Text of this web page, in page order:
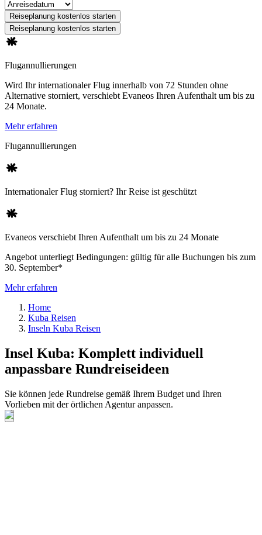
Reiseplanung kostenlos starten
Reiseplanung kostenlos starten
Flugannullierungen
Wird Ihr internationaler Flug innerhalb von 72 Stunden ohne
Alternative storniert, verschiebt Evaneos Ihren Aufenthalt um bis zu
24 Monate.
Mehr erfahren
Flugannullierungen
Internationaler Flug storniert? Ihr Reise ist geschützt
Evaneos verschiebt Ihren Aufenthalt um bis zu 24 Monate
Angebot unterliegt Bedingungen: gültig für alle Buchungen bis zum
30. September*
Mehr erfahren
Home
Kuba Reisen
Inseln Kuba Reisen
Insel Kuba: Komplett individuell
anpassbare Rundreiseideen
Sie können jede Rundreise gemäß Ihrem Budget und Ihren
Vorlieben mit der örtlichen Agentur anpassen.